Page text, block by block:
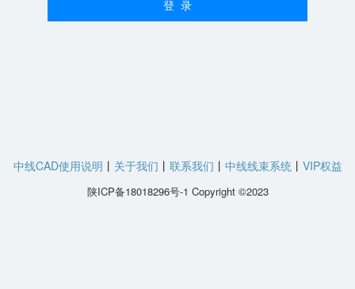
中线CAD使用说明 丨 关于我们 丨 联系我们 丨 中线线束系统丨 VIP权益
陕ICP备18018296号-1 Copyright ©2023